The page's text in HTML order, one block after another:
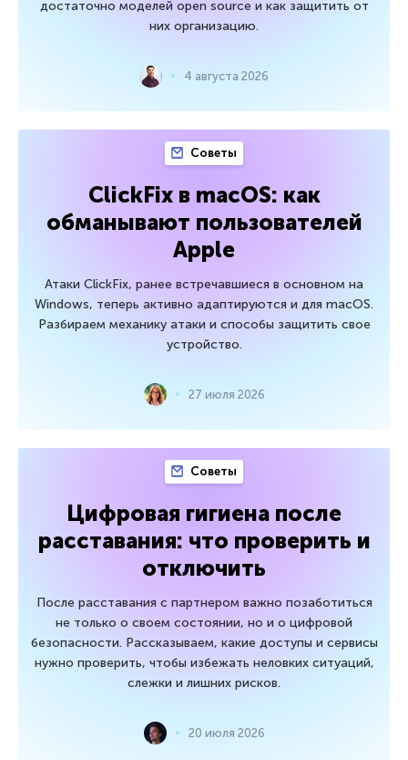
достаточно моделей open source и как защитить от
них организацию.
4 августа 2026
Советы
ClickFix в macOS: как
обманывают пользователей
Apple
Атаки ClickFix, ранее встречавшиеся в основном на
Windows, теперь активно адаптируются и для macOS.
Разбираем механику атаки и способы защитить свое
устройство.
27 июля 2026
Советы
Цифровая гигиена после
расставания: что проверить и
отключить
После расставания с партнером важно позаботиться
не только о своем состоянии, но и о цифровой
безопасности. Рассказываем, какие доступы и сервисы
нужно проверить, чтобы избежать неловких ситуаций,
слежки и лишних рисков.
20 июля 2026